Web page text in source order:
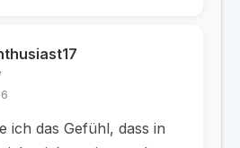
ich das Gefühl, dass in